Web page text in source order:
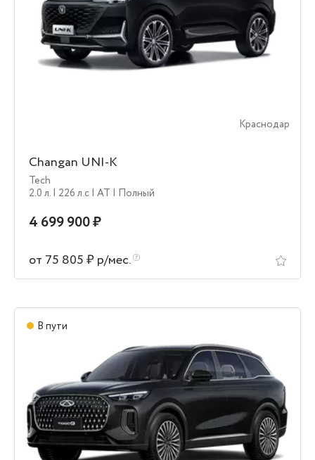
Краснодар
Changan UNI-K
Tech
2.0 л. | 226 л.c | AT | Полный
4 699 900 ₽
от 75 805 ₽ р/мес.
В пути